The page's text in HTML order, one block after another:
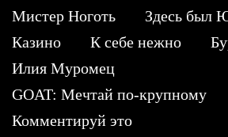
Мистер Ноготь
Здесь был
Казино
К себе нежно
Илия Муромец
GOAT: Мечтай по-крупному
Комментируй это